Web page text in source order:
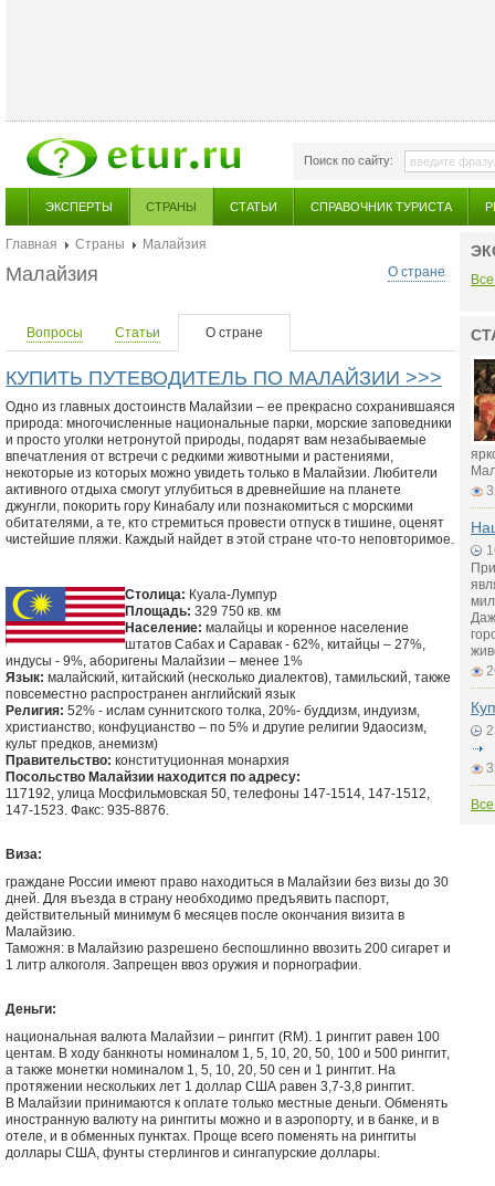
Поиск по сайту:
ЭКСПЕРТЫ СТРАНЫ СТАТЬИ СПРАВОЧНИК ТУРИСТА
Главная Страны
Малайзия
О стране
Малайзия
Вопросы Статьи О стране
КУПИТЬ ПУТЕВОДИТЕЛЬ ПО МАЛАЙЗИИ >>>
Одно из главных достоинств Малайзии – ее прекрасно сохранившаяся
природа: многочисленные национальные парки, морские заповедники
и просто уголки нетронутой природы, подарят вам незабываемые
впечатления от встречи с редкими животными и растениями,
некоторые из которых можно увидеть только в Малайзии. Любители
активного отдыха смогут углубиться в древнейшие на планете
джунгли, покорить гору Кинабалу или познакомиться с морскими
обитателями, а те, кто стремиться провести отпуск в тишине, оценят
чистейшие пляжи. Каждый найдет в этой стране что-то неповторимое.
Столица: Куала-Лумпур
Площадь: 329 750 кв. км
Население: малайцы и коренное население
штатов Сабах и Саравак - 62%, китайцы – 27%,
индусы - 9%, аборигены Малайзии – менее 1%
Язык: малайский, китайский (несколько диалектов), тамильский, также
повсеместно распространен английский язык
Религия: 52% - ислам суннитского толка, 20%- буддизм, индуизм,
христианство, конфуцианство – по 5% и другие религии 9даосизм,
культ предков, анемизм)
Правительство: конституционная монархия
Посольство Малайзии находится по адресу:
117192, улица Мосфильмовская 50, телефоны 147-1514, 147-1512,
147-1523. Факс: 935-8876.
Виза:
граждане России имеют право находиться в Малайзии без визы до 30
дней. Для въезда в страну необходимо предъявить паспорт,
действительный минимум 6 месяцев после окончания визита в
Малайзию.
Таможня: в Малайзию разрешено беспошлинно ввозить 200 сигарет и
1 литр алкоголя. Запрещен ввоз оружия и порнографии.
Деньги:
национальная валюта Малайзии – ринггит (RM). 1 ринггит равен 100
центам. В ходу банкноты номиналом 1, 5, 10, 20, 50, 100 и 500 ринггит,
а также монетки номиналом 1, 5, 10, 20, 50 сен и 1 ринггит. На
протяжении нескольких лет 1 доллар США равен 3,7-3,8 ринггит.
В Малайзии принимаются к оплате только местные деньги. Обменять
иностранную валюту на ринггиты можно и в аэропорту, и в банке, и в
отеле, и в обменных пунктах. Проще всего поменять на ринггиты
доллары США, фунты стерлингов и сингапурские доллары.